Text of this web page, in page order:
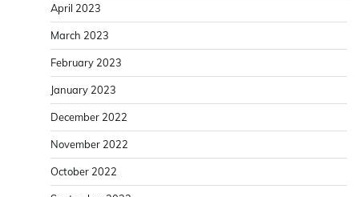
April 2023
March 2023
February 2023
January 2023
December 2022
November 2022
October 2022